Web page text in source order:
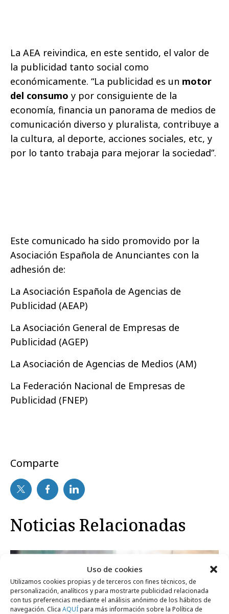
Uso de cookies
Utilizamos cookies propias y de terceros con fines técnicos, de
personalización, analíticos y para mostrarte publicidad relacionada
con tus preferencias mediante el análisis anónimo de los hábitos de
navegación. Clica AQUÍpara más información sobre la Política de
La AEA reivindica, en este sentido, el valor de
la publicidad tanto social como
económicamente. “La publicidad es un motor
del consumo y por consiguiente de la
economía, financia un panorama de medios de
comunicación diverso y pluralista, contribuye a
la cultura, al deporte, acciones sociales, etc, y
por lo tanto trabaja para mejorar la sociedad”.
Este comunicado ha sido promovido por la
Asociación Española de Anunciantes con la
adhesión de:
La Asociación Española de Agencias de
Publicidad (AEAP)
La Asociación General de Empresas de
Publicidad (AGEP)
La Asociación de Agencias de Medios (AM)
La Federación Nacional de Empresas de
Publicidad (FNEP)
Comparte
Noticias Relacionadas